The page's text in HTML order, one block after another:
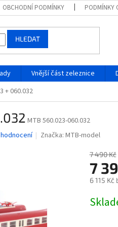
OBCHODNÍ PODMÍNKY PODMÍNKY
HLEDAT
Vnější část zeleznice
+ 060.032
MTB 560.023-060.032
Značka:MTB-model
7 490 Kč
7
6 115 Kč
cena: